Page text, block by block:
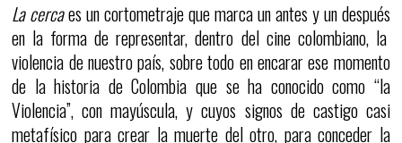
La cercaes un cortometraje que marca un antes y un después
en la forma de representar, dentro del cine colombiano, la
violencia de nuestro país, sobre todo en encarar ese momento
de la historia de Colombia que se ha conocido como “la
Violencia”, con mayúscula, y cuyos signos de castigo casi
metafísico para crear la muerte del otro, para conceder la